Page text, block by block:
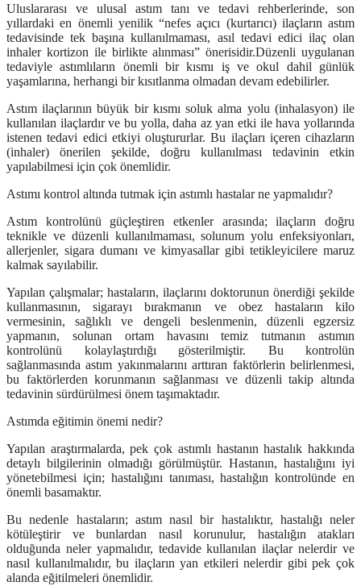
Uluslararası ve ulusal astım tanı ve tedavi rehberlerinde, son
yıllardakien önemli yenilik “nefes açıcı (kurtarıcı) ilaçların astım
tedavisinde tek başına kullanılmaması, asıl tedavi edici ilaç olan
inhaler kortizon ile birlikte alınması”önerisidir.Düzenli uygulanan
tedaviyle astımlıların önemli bir kısmı iş ve okul dahil günlük
yaşamlarına, herhangi bir kısıtlanma olmadan devam edebilirler.
Astım ilaçlarının büyük bir kısmı soluk alma yolu (inhalasyon) ile
kullanılan ilaçlardır ve bu yolla, daha az yan etki ile hava yollarında
istenen tedavi edici etkiyi oluştururlar. Bu ilaçları içeren cihazların
(inhaler) önerilen şekilde, doğru kullanılması tedavinin etkin
yapılabilmesi için çok önemlidir.
Astımı kontrol altında tutmak için astımlı hastalar ne yapmalıdır?
Astım kontrolünü güçleştiren etkenler arasında; ilaçların doğru
teknikle ve düzenli kullanılmaması, solunum yolu enfeksiyonları,
allerjenler, sigara dumanı ve kimyasallar gibi tetikleyicilere maruz
kalmak sayılabilir.
Yapılan çalışmalar; hastaların, ilaçlarını doktorunun önerdiği şekilde
kullanmasının, sigarayı bırakmanın ve obez hastaların kilo
vermesinin, sağlıklı ve dengeli beslenmenin, düzenli egzersiz
yapmanın, solunan ortam havasını temiz tutmanın astımın
kontrolünü kolaylaştırdığı gösterilmiştir. Bu kontrolün
sağlanmasında astım yakınmalarını arttıran faktörlerin belirlenmesi,
bu faktörlerden korunmanın sağlanması ve düzenli takip altında
tedavinin sürdürülmesi önem taşımaktadır.
Astımda eğitimin önemi nedir?
Yapılan araştırmalarda, pek çok astımlı hastanın hastalık hakkında
detaylı bilgilerinin olmadığı görülmüştür. Hastanın, hastalığını iyi
yönetebilmesi için; hastalığını tanıması, hastalığın kontrolünde en
önemli basamaktır.
Bu nedenle hastaların; astım nasıl bir hastalıktır, hastalığı neler
kötüleştirir ve bunlardan nasıl korunulur, hastalığın atakları
olduğunda neler yapmalıdır, tedavide kullanılan ilaçlar nelerdir ve
nasıl kullanılmalıdır, bu ilaçların yan etkileri nelerdir gibi pek çok
alanda eğitilmeleri önemlidir.